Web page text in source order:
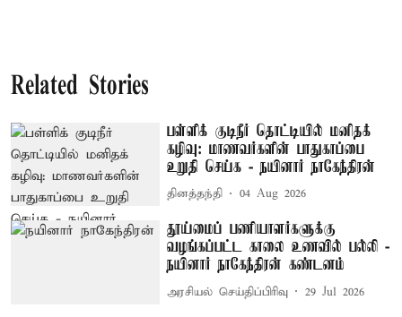
Related Stories
பள்ளிக் குடிநீர் தொட்டியில் மனிதக்
கழிவு: மாணவர்களின் பாதுகாப்பை
உறுதி செய்க - நயினார் நாகேந்திரன்
தினத்தந்தி 04 Aug 2026
தூய்மைப் பணியாளர்களுக்கு
வழங்கப்பட்ட காலை உணவில் பல்லி -
நயினார் நாகேந்திரன் கண்டனம்
அரசியல் செய்திப்பிரிவு 29 Jul 2026